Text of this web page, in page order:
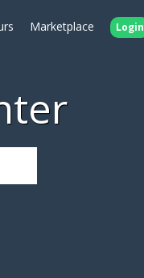
Marketplace Login